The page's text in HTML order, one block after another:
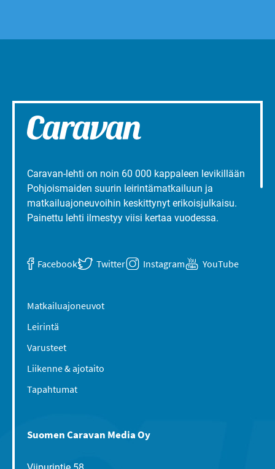
Caravan-lehti on noin 60 000 kappaleen levikillään
Pohjoismaiden suurin leirintämatkailuun ja
matkailuajoneuvoihin keskittynyt erikoisjulkaisu.
Painettu lehti ilmestyy viisi kertaa vuodessa.
Facebook Twitter Instagram YouTube
Matkailuajoneuvot
Leirintä
Varusteet
Liikenne & ajotaito
Tapahtumat
Suomen Caravan Media Oy